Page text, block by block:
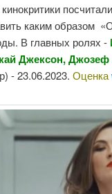
каким образом
В главных ролях -
Джексон,
- 23.06.2023.Оценка